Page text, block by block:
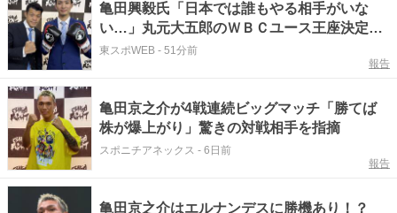
亀田興毅氏「日本では誰もやる相手がいな
い…」丸元大五郎のＷＢＣユース王座決定戦
を発表
東スポWEB - 51分前
報告
亀田京之介が4戦連続ビッグマッチ「勝てば
株が爆上がり」驚きの対戦相手を指摘
スポニチアネックス - 6日前
報告
亀田京之介はエルナンデスに勝機あり！？